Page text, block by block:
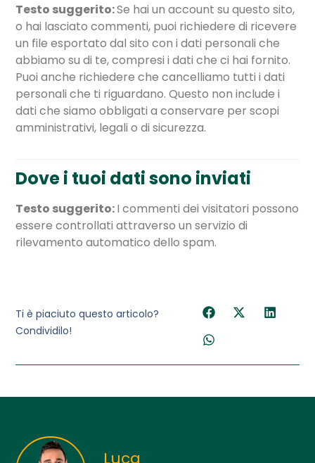
Testo suggerito:Se hai un account su questo sito,
o hai lasciato commenti, puoi richiedere di ricevere
un file esportato dal sito con i dati personali che
abbiamo su di te, compresi i dati che ci hai fornito.
Puoi anche richiedere che cancelliamo tutti i dati
personali che ti riguardano. Questo non include i
dati che siamo obbligati a conservare per scopi
amministrativi, legali o di sicurezza.
Dove i tuoi dati sono inviati
Testo suggerito:I commenti dei visitatori possono
essere controllati attraverso un servizio di
rilevamento automatico dello spam.
Ti è piaciuto questo articolo?
Condividilo!
Luca